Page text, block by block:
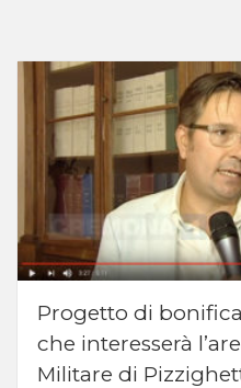
Progetto di
che interesserà
Militare di